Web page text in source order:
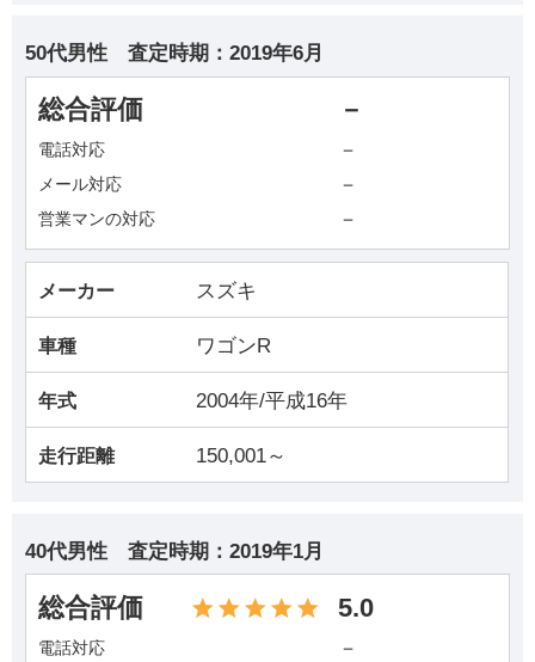
50代男性 査定時期： 2019年6月
総合評価 －
電話対応 －
メール対応 －
営業マンの対応 －
メーカー スズキ
車種 ワゴンR
年式 2004年/平成16年
走行距離 150,001～
40代男性 査定時期： 2019年1月
総合評価 5.0
電話対応 －